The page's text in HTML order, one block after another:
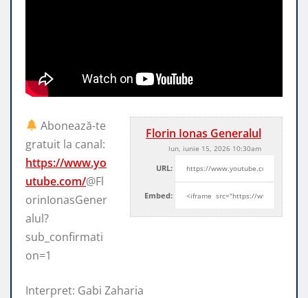
Florin Ionas Generalul
lun, iunie 15, 2026 10:30am
URL:
Embed:
Abonează-te
gratuit la canal:
https://www.yo
utube.com/@Fl
orinIonasGener
alul?
sub_confirmati
on=1
Interpret: Gabi Zaharia